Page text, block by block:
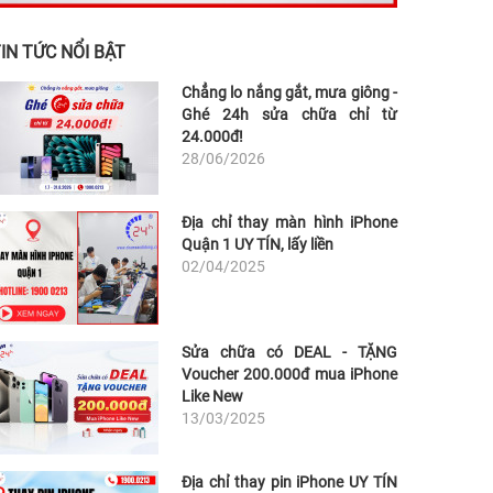
TỨC NỔI BẬT
Chẳng lo nắng gắt, mưa giông -
Ghé 24h sửa chữa chỉ từ
24.000đ!
28/06/2026
Địa chỉ thay màn hình iPhone
Quận 1 UY TÍN, lấy liền
02/04/2025
Sửa chữa có DEAL - TẶNG
Voucher 200.000đ mua iPhone
Like New
13/03/2025
Địa chỉ thay pin iPhone UY TÍN